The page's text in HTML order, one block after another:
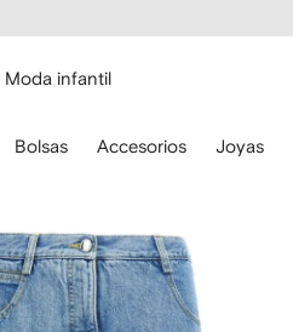
Moda infantil
Bolsas Accesorios Joyas